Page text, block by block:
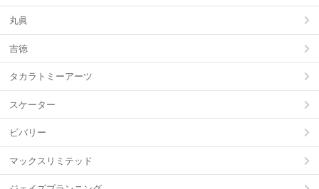
丸眞
吉徳
タカラトミーアーツ
スケーター
ビバリー
マックスリミテッド